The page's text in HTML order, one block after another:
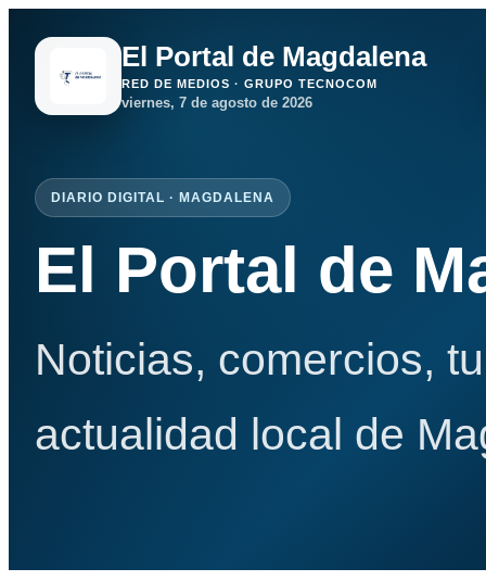
El Portal de Magdalena
RED DE MEDIOS · GRUPO TECNOCOM
viernes, 7 de agosto de 2026
DIARIO DIGITAL · MAGDALENA
El Portal de
Noticias, comercios,
actualidad local de